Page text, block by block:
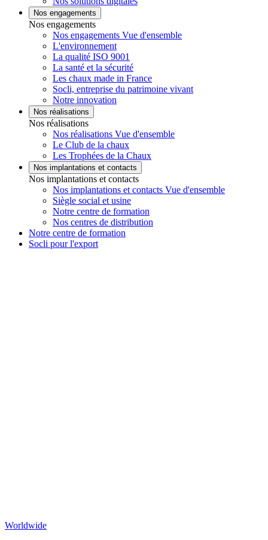
Nos engagements
Nos engagements
Nos engagements Vue d'ensemble
L'environnement
La qualité ISO 9001
La santé et la sécurité
Les chaux made in France
Socli, entreprise du patrimoine vivant
Notre innovation
Nos réalisations
Nos réalisations
Nos réalisations Vue d'ensemble
Le Club de la chaux
Les Trophées de la Chaux
Nos implantations et contacts
Nos implantations et contacts
Nos implantations et contacts Vue d'ensemble
Siègle social et usine
Notre centre de formation
Nos centres de distribution
Notre centre de formation
Socli pour l'export
Worldwide